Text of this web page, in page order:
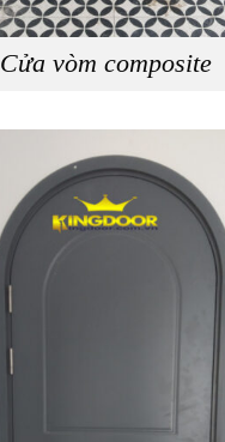
Cửa vòm composite